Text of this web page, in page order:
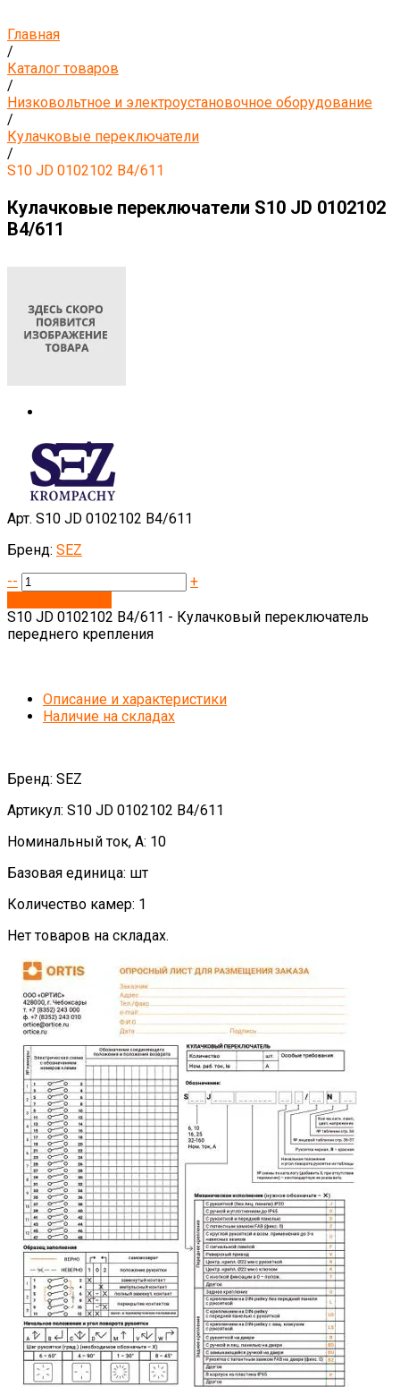
Главная
/
Каталог товаров
/
Низковольтное и электроустановочное оборудование
/
Кулачковые переключатели
/
S10 JD 0102102 B4/611
Кулачковые переключатели S10 JD 0102102
B4/611
Арт. S10 JD 0102102 B4/611
Бренд: SEZ
--
+
S10 JD 0102102 B4/611 - Кулачковый переключатель
переднего крепления
Описание и характеристики
Наличие на складах
Бренд: SEZ
Артикул: S10 JD 0102102 B4/611
Номинальный ток, А: 10
Базовая единица: шт
Количество камер: 1
Нет товаров на складах.